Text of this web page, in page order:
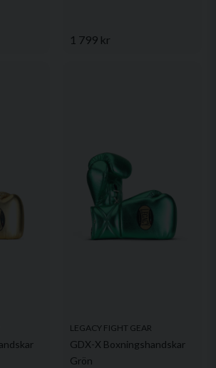
1 799 kr
LEGACY FIGHT GEAR
GDX-X Boxningshandskar
Grön